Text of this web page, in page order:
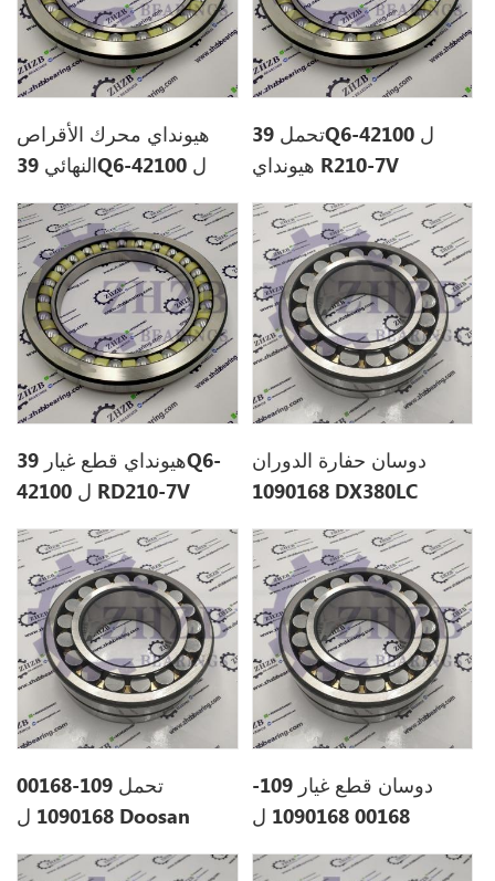
هيونداي محرك الأقراص
النهائي 39Q6-42100 ل
تحمل 39Q6-42100 ل
هيونداي R210-7V
هيونداي قطع غيار 39Q6-
42100 ل RD210-7V
دوسان حفارة الدوران
1090168 DX380LC
تحمل 109-00168
1090168 ل Doosan
دوسان قطع غيار 109-
00168 1090168 ل